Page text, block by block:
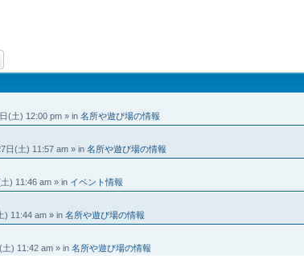
(土) 12:00 pm » in 名所や遊び場の情報
日(土) 11:57 am » in 名所や遊び場の情報
) 11:46 am » in イベント情報
) 11:44 am » in 名所や遊び場の情報
) 11:42 am » in 名所や遊び場の情報